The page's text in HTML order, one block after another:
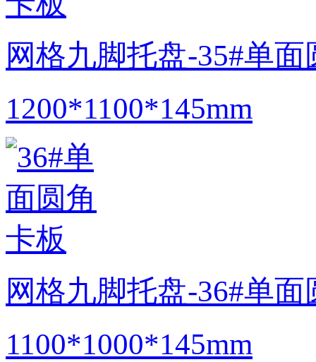
网格九脚托盘-35#单
1200*1100*145mm
网格九脚托盘-36#单
1100*1000*145mm